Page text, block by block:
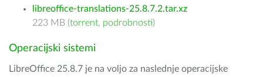
libreoffice-translations-25.8.7.2.tar.xz
223 MB (torrent, podrobnosti)
Operacijski sistemi
LibreOffice 25.8.7 je na voljo za naslednje operacijske